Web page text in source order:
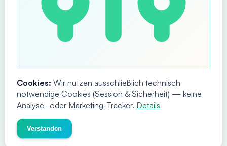
Cookies: Wir nutzen ausschließlich technisch
notwendige Cookies (Session & Sicherheit) — keine
Analyse- oder Marketing-Tracker. Details
Verstanden